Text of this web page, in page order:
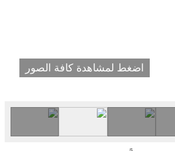
اضغط لمشاهدة كافة الصور